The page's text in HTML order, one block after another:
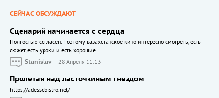
СЕЙЧАС ОБСУЖДАЮТ
Сценарий начинается с сердца
Полностью согласен. Поэтому казахстанское кино интересно смотреть, есть
сюжет, есть уроки и есть хорошие...
Stanislav
28 Апреля 11:13
Пролетая над ласточкиным гнездом
https://adessobistro.net/